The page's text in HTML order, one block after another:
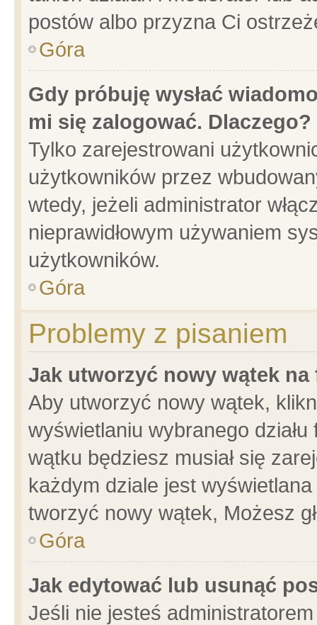
postów albo przyzna Ci
Góra
Gdy próbuję wysłać
mi się zalogować. Dlaczego?
Tylko zarejestrowani
użytkowników przez
wtedy, jeżeli administrator
nieprawidłowym używaniem
użytkowników.
Góra
Problemy z pisaniem
Jak utworzyć nowy wątek na
Aby utworzyć nowy wątek,
wyświetlaniu wybranego
wątku będziesz musiał się
każdym dziale jest
tworzyć nowy wątek, Możesz
Góra
Jak edytować lub usunąć
Jeśli nie jesteś